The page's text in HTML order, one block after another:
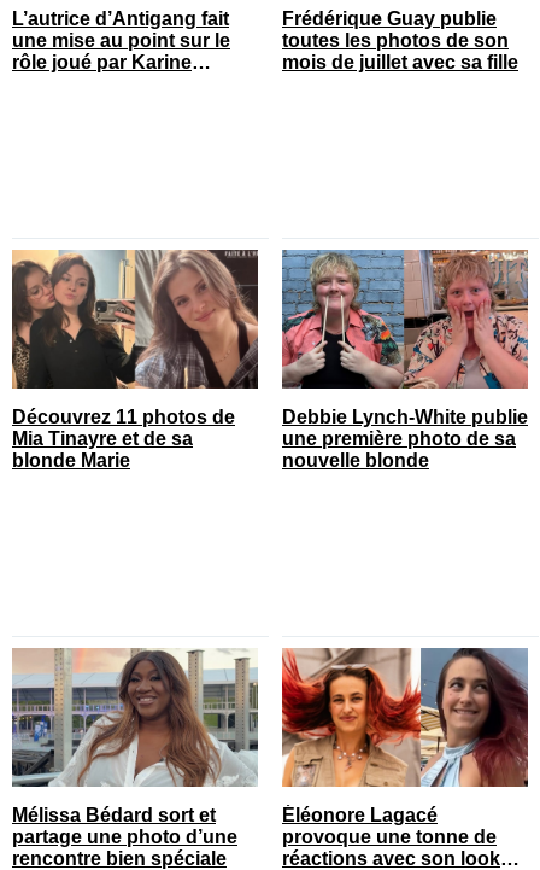
L’autrice d’Antigang fait
une mise au point sur le
rôle joué par Karine
Frédérique Guay publie
toutes les photos de son
mois de juillet avec sa fille
Découvrez 11 photos de
Mia Tinayre et de sa
blonde Marie
Debbie Lynch-White publie
une première photo de sa
nouvelle blonde
Mélissa Bédard sort et
partage une photo d’une
rencontre bien spéciale
Éléonore Lagacé
provoque une tonne de
réactions avec son look